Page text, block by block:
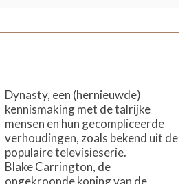
Dynasty, een (hernieuwde)
kennismaking met de talrijke
mensen en hun gecompliceerde
verhoudingen, zoals bekend uit de
populaire televisieserie.
Blake Carrington, de
ongekroonde koning van de